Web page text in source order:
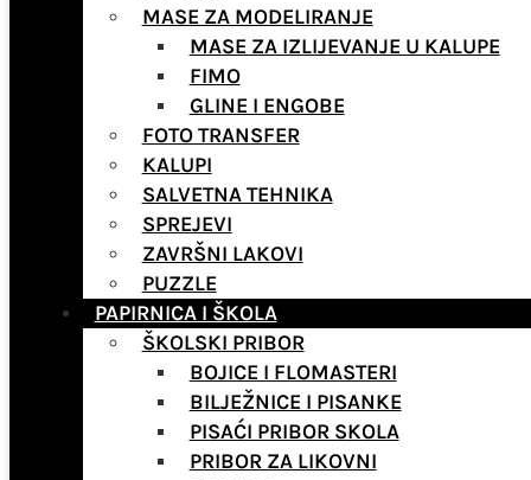
MASE ZA MODELIRANJE
MASE ZA IZLIJEVANJE U KALUPE
FIMO
GLINE I ENGOBE
FOTO TRANSFER
KALUPI
SALVETNA TEHNIKA
SPREJEVI
ZAVRŠNI LAKOVI
PUZZLE
PAPIRNICA I ŠKOLA
ŠKOLSKI PRIBOR
BOJICE I FLOMASTERI
BILJEŽNICE I PISANKE
PISAĆI PRIBOR SKOLA
PRIBOR ZA LIKOVNI